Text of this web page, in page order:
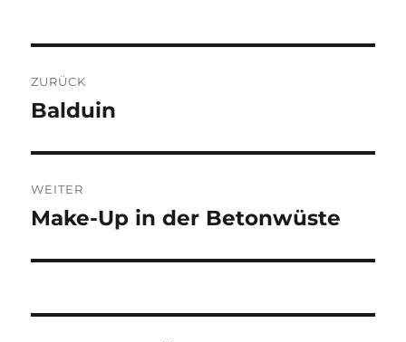
ZURÜCK
Vorheriger
Balduin
WEITER
Nächster
Make-Up in der Betonwüste